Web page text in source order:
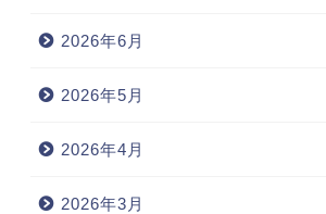
2026年6月
2026年5月
2026年4月
2026年3月